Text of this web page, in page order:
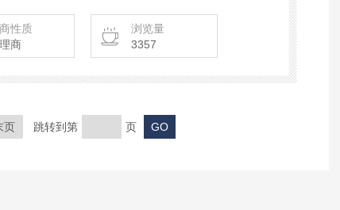
和移动，并在车间提供实验室水平的性能。
性质
商
浏览量
3357
页 跳转到第 页